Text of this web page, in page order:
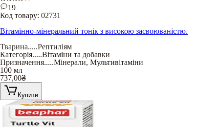
19
Код товару: 02731
Вітамінно-мінеральний тонік з високою засвоюваністю.
Тварина.....Рептиліям
Категорія.....Вітаміни та добавки
Призначення.....Мінерали, Мультивітаміни
100 мл
737,00₴
Купити